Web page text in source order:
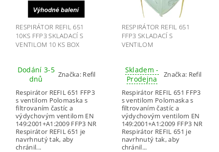
RESPIRÁTOR REFIL 651
10KS FFP3 SKLADACÍ S
VENTILOM 10 KS BOX
Dodání 3-5
dnů
Značka: Refil
Respirátor REFIL 651 FFP3
s ventilom Polomaska s
filtrovaním častíc a
výdychovým ventilom EN
149:2001+A1:2009 FFP3 NR
Respirátor REFIL 651 je
navrhnutý tak, aby
chránil...
RESPIRÁTOR REFIL 651
FFP3 SKLADACÍ S
VENTILOM
Skladem -
Prodejna
Značka: Refil
Respirátor REFIL 651 FFP3
s ventilom Polomaska s
filtrovaním častíc a
výdychovým ventilom EN
149:2001+A1:2009 FFP3 NR
Respirátor REFIL 651 je
navrhnutý tak, aby
chránil...